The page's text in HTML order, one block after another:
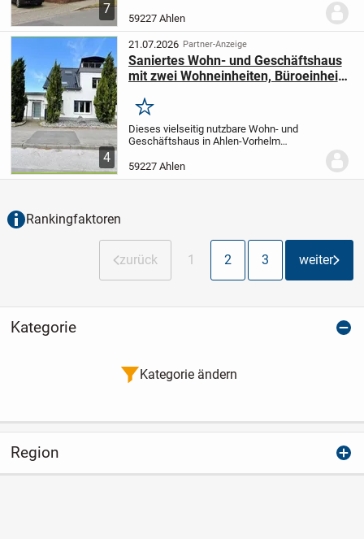
7
vorstellen zu dürfen.
großen Grundstück wurde das Gebäude
im Jahr 1929 in massiver...
59227 Ahlen
4
21.07.2026 Partner-Anzeige
Saniertes Wohn- und Geschäftshaus
mit zwei Wohneinheiten, Büroeinheit
Ahlen-Vorhelm!
Merken
Dieses vielseitig nutzbare Wohn- und
Geschäftshaus in Ahlen-Vorhelm
Wohneinheiten mit einer separaten
Büroeinheit und zusätzlichen Nutzflächen.
59227 Ahlen
Rankingfaktoren
zurück 1 2 3 weiter
Kategorie
Kategorie ändern
Region